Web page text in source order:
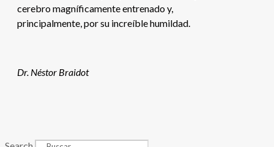
cerebro magníficamente entrenado y,
principalmente, por su increíble humildad.
Dr. Néstor Braidot